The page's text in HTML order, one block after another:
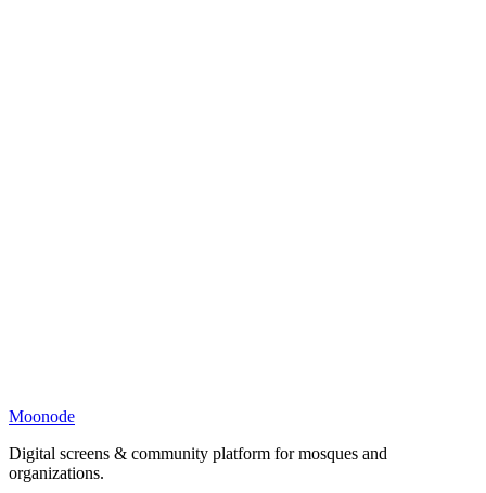
Moonode
Digital screens & community platform for mosques and
organizations.